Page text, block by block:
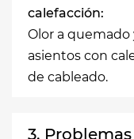
calefacción:
Olor a
asientos con
de cableado.
3.